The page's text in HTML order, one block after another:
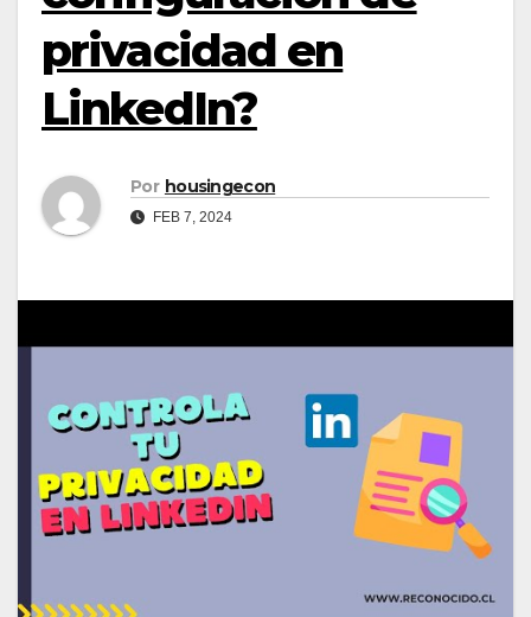
privacidad en
LinkedIn?
Por housingecon
FEB 7, 2024